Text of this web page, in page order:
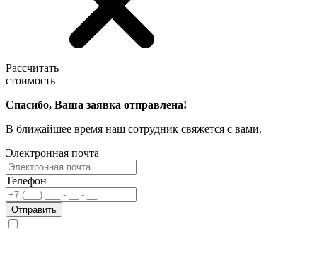
Рассчитать
стоимость
Спасибо, Ваша заявка отправлена!
В ближайшее время наш сотрудник свяжется с вами.
Электронная почта
Телефон
Отправить